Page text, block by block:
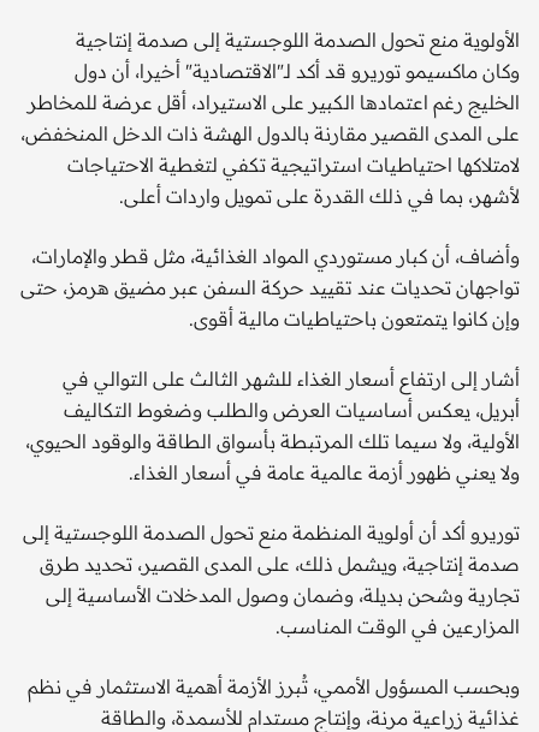
الأولوية منع تحول الصدمة اللوجستية إلى صدمة إنتاجية
وكان ماكسيمو توريرو قد أكد لـ"الاقتصادية" أخيرا، أن دول
الخليج رغم اعتمادها الكبير على الاستيراد، أقل عرضة للمخاطر
على المدى القصير مقارنة بالدول الهشة ذات الدخل المنخفض،
لامتلاكها احتياطيات استراتيجية تكفي لتغطية الاحتياجات
لأشهر، بما في ذلك القدرة على تمويل واردات أعلى.
وأضاف، أن كبار مستوردي المواد الغذائية، مثل قطر والإمارات،
تواجهان تحديات عند تقييد حركة السفن عبر مضيق هرمز، حتى
وإن كانوا يتمتعون باحتياطيات مالية أقوى.
أشار إلى ارتفاع أسعار الغذاء للشهر الثالث على التوالي في
أبريل، يعكس أساسيات العرض والطلب وضغوط التكاليف
الأولية، ولا سيما تلك المرتبطة بأسواق الطاقة والوقود الحيوي،
ولا يعني ظهور أزمة عالمية عامة في أسعار الغذاء.
توريرو أكد أن أولوية المنظمة منع تحول الصدمة اللوجستية إلى
صدمة إنتاجية، ويشمل ذلك، على المدى القصير، تحديد طرق
تجارية وشحن بديلة، وضمان وصول المدخلات الأساسية إلى
المزارعين في الوقت المناسب.
وبحسب المسؤول الأممي، تُبرز الأزمة أهمية الاستثمار في نظم
غذائية زراعية مرنة، وإنتاج مستدام للأسمدة، والطاقة